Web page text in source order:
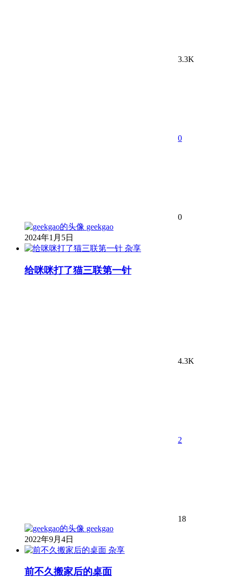
3.3K
0
0
geekgao
2024年1月5日
杂享
给咪咪打了猫三联第一针
4.3K
2
18
geekgao
2022年9月4日
杂享
前不久搬家后的桌面